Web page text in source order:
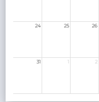
24 25 26
31 1 2